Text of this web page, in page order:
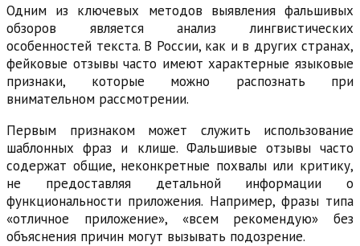
Одним из ключевых методов выявления фальшивых
обзоров является анализ лингвистических
особенностей текста. В России, как и в других странах,
фейковые отзывы часто имеют характерные языковые
признаки, которые можно распознать при
внимательном рассмотрении.
Первым признаком может служить использование
шаблонных фраз и клише. Фальшивые отзывы часто
содержат общие, неконкретные похвалы или критику,
не предоставляя детальной информации о
функциональности приложения. Например, фразы типа
«отличное приложение», «всем рекомендую» без
объяснения причин могут вызывать подозрение.